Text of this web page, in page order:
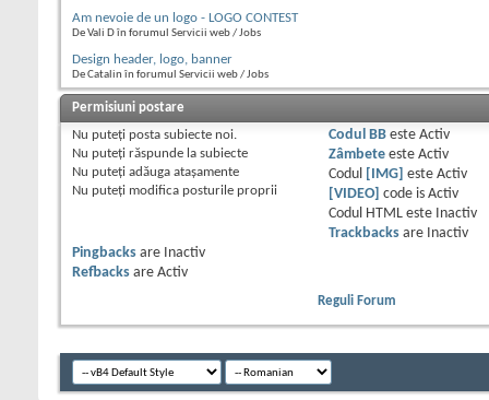
Am nevoie de un logo - LOGO CONTEST
De Vali D în forumul Servicii web / Jobs
Design header, logo, banner
De Catalin în forumul Servicii web / Jobs
Permisiuni postare
Nu puteţi posta subiecte noi.
Nu puteţi răspunde la subiecte
Nu puteţi adăuga ataşamente
Nu puteţi modifica posturile proprii
Codul BBeste Activ
Zâmbeteeste Activ
Codul
[IMG] este Activ
[VIDEO]
code is Activ
Codul HTML este
Inactiv
Trackbacksare
Inactiv
Pingbacks are
Inactiv
Refbacks are Activ
Reguli Forum